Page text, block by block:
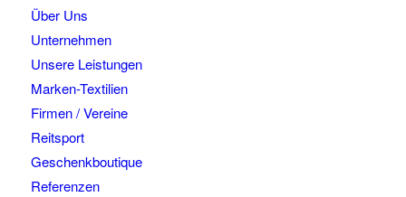
Über Uns
Unternehmen
Unsere Leistungen
Marken-Textilien
Firmen / Vereine
Reitsport
Geschenkboutique
Referenzen